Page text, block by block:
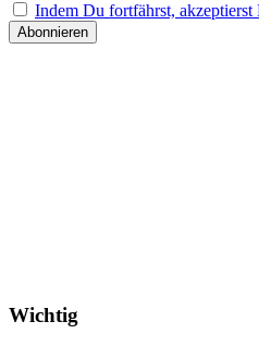
Indem Du fortfährst, akzeptierst
Wichtig